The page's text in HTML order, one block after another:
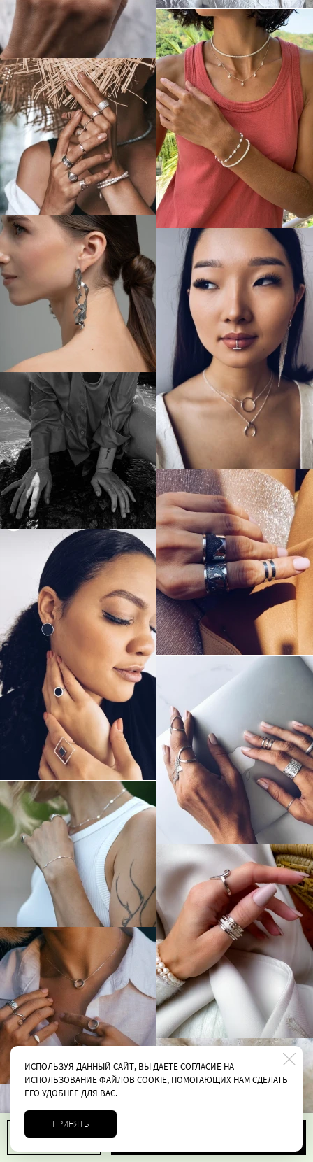
1
ИСПОЛЬЗУЯ ДАННЫЙ САЙТ, ВЫ ДАЕТЕ СОГЛАСИЕ НА
ИСПОЛЬЗОВАНИЕ ФАЙЛОВ COOKIE, ПОМОГАЮЩИХ НАМ СДЕЛАТЬ
ЕГО УДОБНЕЕ ДЛЯ ВАС.
ПРИНЯТЬ